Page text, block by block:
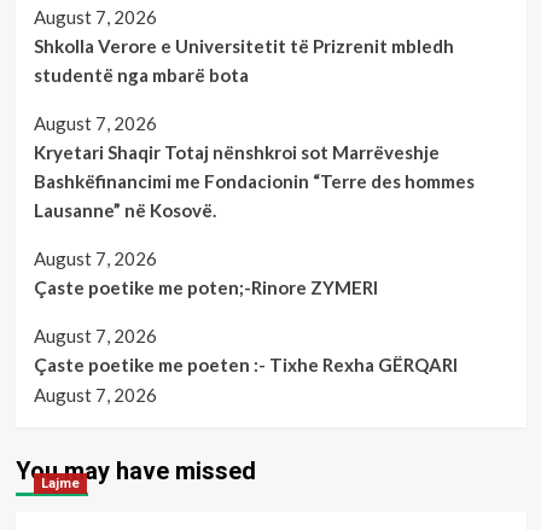
August 7, 2026
Shkolla Verore e Universitetit të Prizrenit mbledh
studentë nga mbarë bota
August 7, 2026
Kryetari Shaqir Totaj nënshkroi sot Marrëveshje
Bashkëfinancimi me Fondacionin “Terre des hommes
Lausanne” në Kosovë.
August 7, 2026
Çaste poetike me poten;-Rinore ZYMERI
August 7, 2026
Çaste poetike me poeten :- Tixhe Rexha GËRQARI
August 7, 2026
You may have missed
Lajme